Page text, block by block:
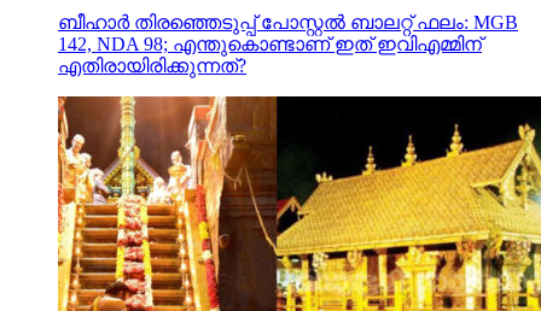
ബീഹാർ തിരഞ്ഞെടുപ്പ് പോസ്റ്റൽ ബാലറ്റ് ഫലം: MGB
142, NDA 98; എന്തുകൊണ്ടാണ് ഇത് ഇവിഎമ്മിന്
എതിരായിരിക്കുന്നത്?